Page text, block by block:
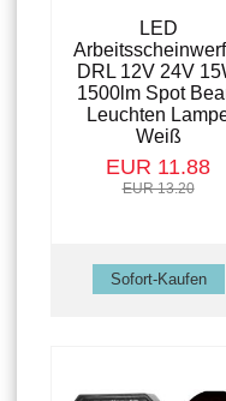
LED
DRL 12V 24V
1500lm Spot
Leuchten
Weiß
EUR 11.88
EUR 13.20